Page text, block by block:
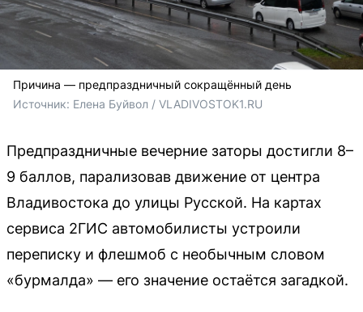
Причина — предпраздничный сокращённый день
Источник: Елена Буйвол / VLADIVOSTOK1.RU
Предпраздничные вечерние заторы достигли 8–
9 баллов, парализовав движение от центра
Владивостока до улицы Русской. На картах
сервиса 2ГИС автомобилисты устроили
переписку и флешмоб с необычным словом
«бурмалда» — его значение остаётся загадкой.